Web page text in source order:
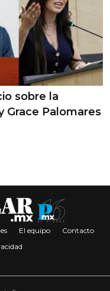
sobre la
Grace Palomares
El equipo
Contacto